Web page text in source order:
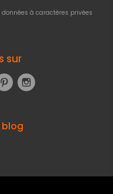
à caractères privées
sur
Pinterest